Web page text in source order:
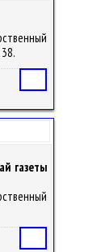
газеты